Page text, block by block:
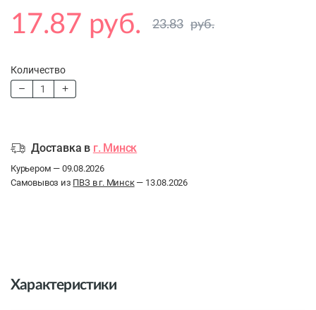
17.87 руб. 23.83 руб.
Количество
Доставка в г. Минск
Курьером — 09.08.2026
Самовывоз из ПВЗ в г. Минск— 13.08.2026
Характеристики